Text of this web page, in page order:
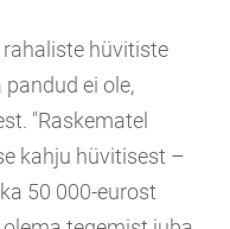
hüvitiste
ei ole,
"Raskematel
kahju hüvitisest –
50 000-eurost